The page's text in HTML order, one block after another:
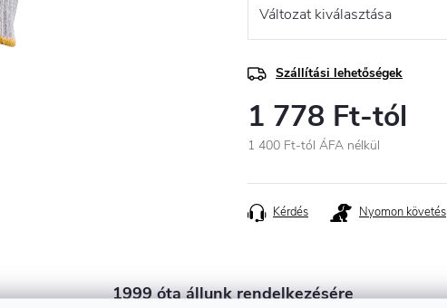
Szállítási lehetőségek
1 778 Ft-tól
1 400 Ft-tól ÁFA nélkül
Kérdés Nyomon követés
1999 óta állunk rendelkezésére